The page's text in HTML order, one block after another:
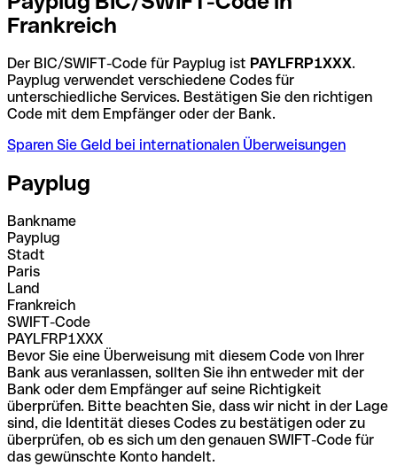
Frankreich
Der BIC/SWIFT-Code für Payplug ist PAYLFRP1XXX.
Payplug verwendet verschiedene Codes für
unterschiedliche Services. Bestätigen Sie den richtigen
Code mit dem Empfänger oder der Bank.
Sparen Sie Geld bei internationalen Überweisungen
Payplug
Bankname
Payplug
Stadt
Paris
Land
Frankreich
SWIFT-Code
PAYLFRP1XXX
Bevor Sie eine Überweisung mit diesem Code von Ihrer
Bank aus veranlassen, sollten Sie ihn entweder mit der
Bank oder dem Empfänger auf seine Richtigkeit
überprüfen. Bitte beachten Sie, dass wir nicht in der Lage
sind, die Identität dieses Codes zu bestätigen oder zu
überprüfen, ob es sich um den genauen SWIFT-Code für
das gewünschte Konto handelt.